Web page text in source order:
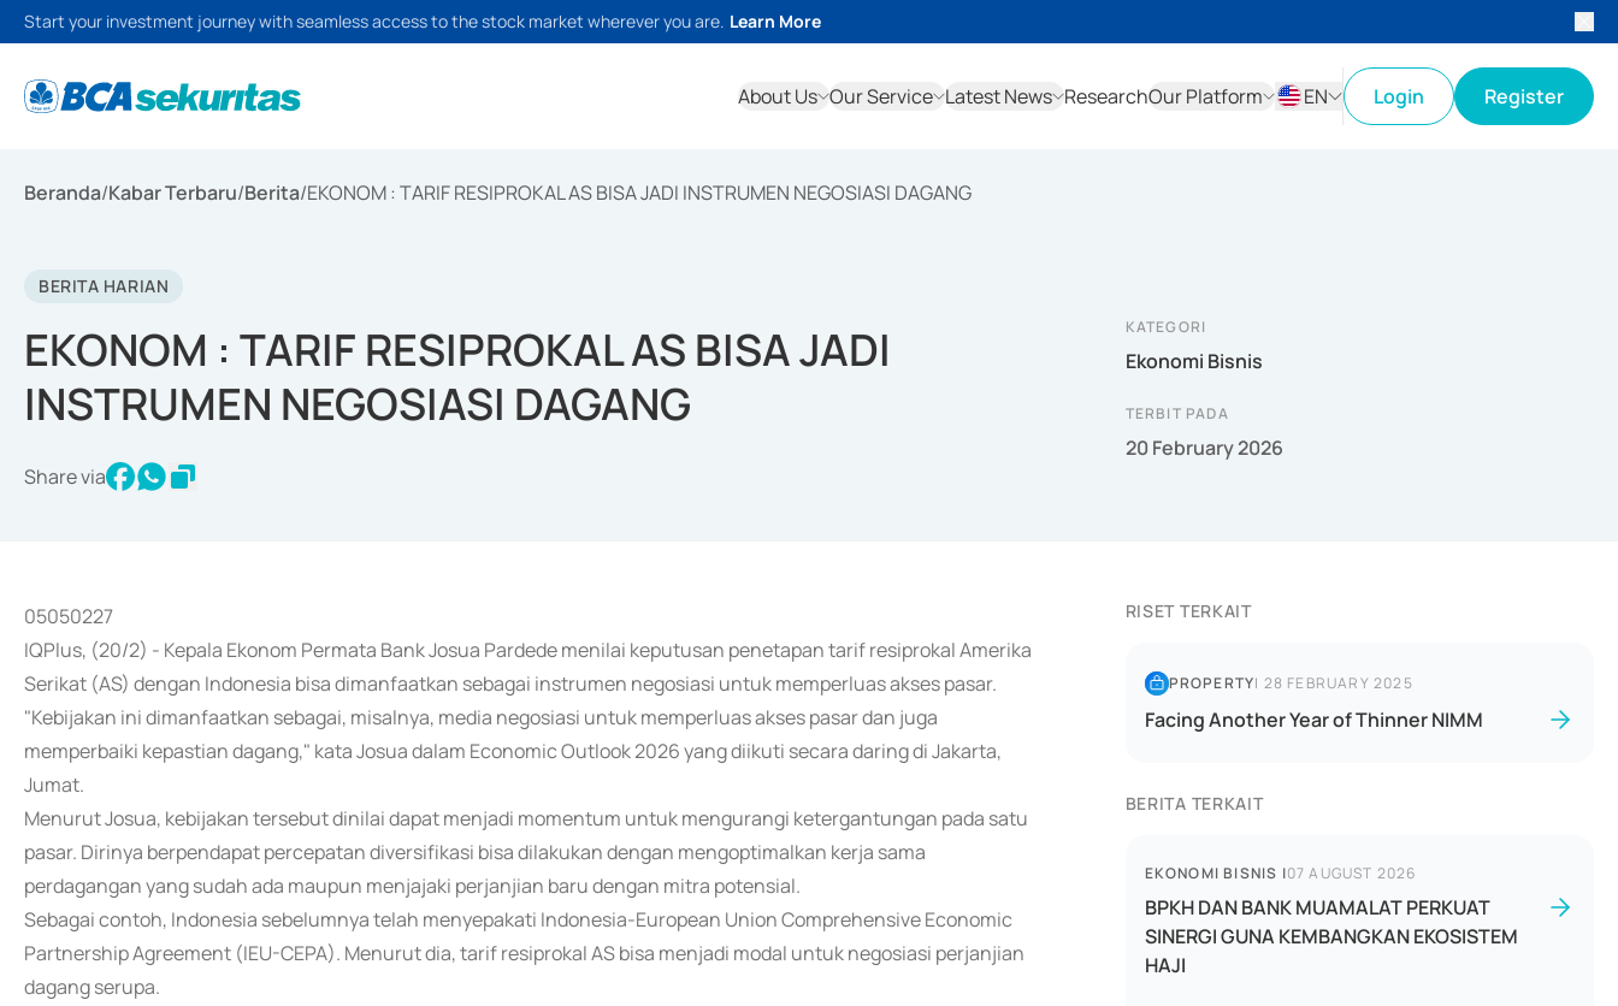
Start your investment journey with seamless access to the stock market wherever you are. Learn More
About Us Our Service Latest News ResearchOur Platform
EN
Login Register
Beranda/Kabar Terbaru/Berita/EKONOM : TARIF RESIPROKAL AS BISA JADI INSTRUMEN NEGOSIASI DAGANG
BERITA HARIAN
EKONOM : TARIF RESIPROKAL AS BISA JADI
INSTRUMEN NEGOSIASI DAGANG
Share via
KATEGORI
Ekonomi Bisnis
TERBIT PADA
20 February 2026
05050227
IQPlus, (20/2) - Kepala Ekonom Permata Bank Josua Pardede menilai keputusan penetapan tarif resiprokal Amerika
Serikat (AS) dengan Indonesia bisa dimanfaatkan sebagai instrumen negosiasi untuk memperluas akses pasar.
"Kebijakan ini dimanfaatkan sebagai, misalnya, media negosiasi untuk memperluas akses pasar dan juga
memperbaiki kepastian dagang," kata Josua dalam Economic Outlook 2026 yang diikuti secara daring di Jakarta,
Jumat.
Menurut Josua, kebijakan tersebut dinilai dapat menjadi momentum untuk mengurangi ketergantungan pada satu
pasar. Dirinya berpendapat percepatan diversifikasi bisa dilakukan dengan mengoptimalkan kerja sama
perdagangan yang sudah ada maupun menjajaki perjanjian baru dengan mitra potensial.
Sebagai contoh, Indonesia sebelumnya telah menyepakati Indonesia-European Union Comprehensive Economic
Partnership Agreement (IEU-CEPA). Menurut dia, tarif resiprokal AS bisa menjadi modal untuk negosiasi perjanjian
dagang serupa.
RISET TERKAIT
PROPERTY| 28 FEBRUARY 2025
Facing Another Year of Thinner NIMM
BERITA TERKAIT
EKONOMI BISNIS |07 AUGUST 2026
BPKH DAN BANK MUAMALAT PERKUAT
SINERGI GUNA KEMBANGKAN EKOSISTEM
HAJI